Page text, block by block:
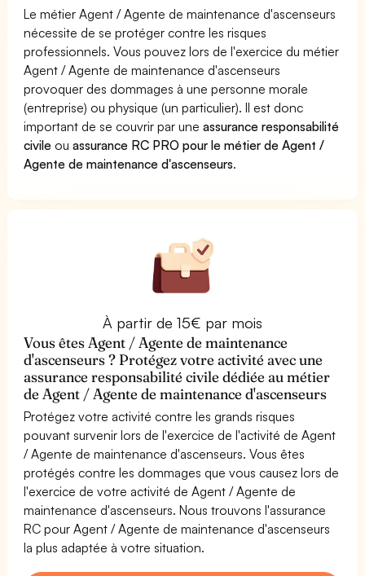
Le métier Agent / Agente de maintenance d'ascenseurs
nécessite de se protéger contre les risques
professionnels. Vous pouvez lors de l'exercice du métier
Agent / Agente de maintenance d'ascenseurs
provoquer des dommages à une personne morale
(entreprise) ou physique (un particulier). Il est donc
important de se couvrir par uneassurance responsabilité
civile ouassurance RC PRO pour le métier de Agent /
Agente de maintenance d'ascenseurs.
À partir de 15€ par mois
Vous êtes Agent / Agente de maintenance
d'ascenseurs ? Protégez votre activité avec une
assurance responsabilité civile dédiée au métier
de Agent / Agente de maintenance d'ascenseurs
Protégez votre activité contre les grands risques
pouvant survenir lors de l'exercice de l'activité de Agent
/ Agente de maintenance d'ascenseurs. Vous êtes
protégés contre les dommages que vous causez lors de
l'exercice de votre activité de Agent / Agente de
maintenance d'ascenseurs. Nous trouvons l'assurance
RC pour Agent / Agente de maintenance d'ascenseurs
la plus adaptée à votre situation.